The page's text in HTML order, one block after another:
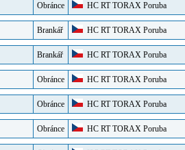
Obránce HC RT TORAX Poruba
Brankář HC RT TORAX Poruba
Brankář HC RT TORAX Poruba
Obránce HC RT TORAX Poruba
Obránce HC RT TORAX Poruba
Obránce HC RT TORAX Poruba